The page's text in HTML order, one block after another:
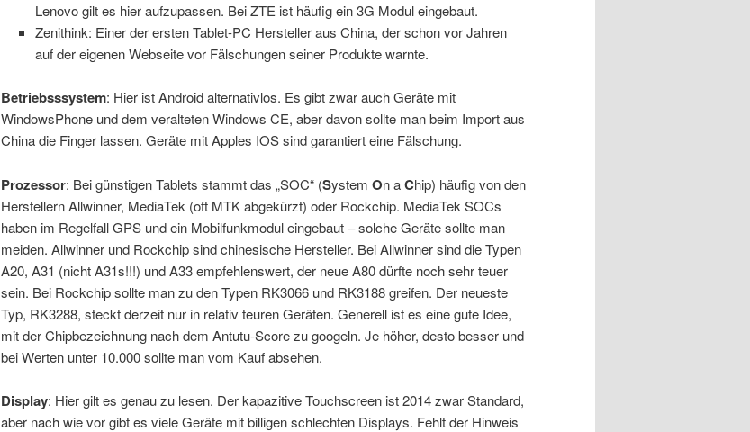
Lenovo gilt es hier aufzupassen. Bei ZTE ist häufig ein 3G Modul eingebaut.
Zenithink: Einer der ersten Tablet-PC Hersteller aus China, der schon vor Jahren
auf der eigenen Webseite vor Fälschungen seiner Produkte warnte.
Betriebsssystem: Hier ist Android alternativlos. Es gibt zwar auch Geräte mit
WindowsPhone und dem veralteten Windows CE, aber davon sollte man beim Import aus
China die Finger lassen. Geräte mit Apples IOS sind garantiert eine Fälschung.
Prozessor: Bei günstigen Tablets stammt das „SOC“ (System On aChip) häufig von den
Herstellern Allwinner, MediaTek (oft MTK abgekürzt) oder Rockchip. MediaTek SOCs
haben im Regelfall GPS und ein Mobilfunkmodul eingebaut – solche Geräte sollte man
meiden. Allwinner und Rockchip sind chinesische Hersteller. Bei Allwinner sind die Typen
A20, A31 (nicht A31s!!!) und A33 empfehlenswert, der neue A80 dürfte noch sehr teuer
sein. Bei Rockchip sollte man zu den Typen RK3066 und RK3188 greifen. Der neueste
Typ, RK3288, steckt derzeit nur in relativ teuren Geräten. Generell ist es eine gute Idee,
mit der Chipbezeichnung nach dem Antutu-Score zu googeln. Je höher, desto besser und
bei Werten unter 10.000 sollte man vom Kauf absehen.
Display: Hier gilt es genau zu lesen. Der kapazitive Touchscreen ist 2014 zwar Standard,
aber nach wie vor gibt es viele Geräte mit billigen schlechten Displays. Fehlt der Hinweis